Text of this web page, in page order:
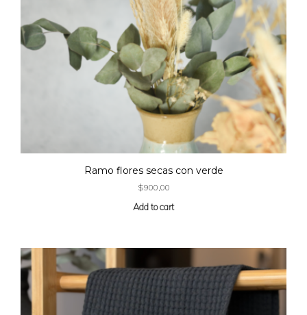
Ramo flores secas con verde
$900,00
Add to cart